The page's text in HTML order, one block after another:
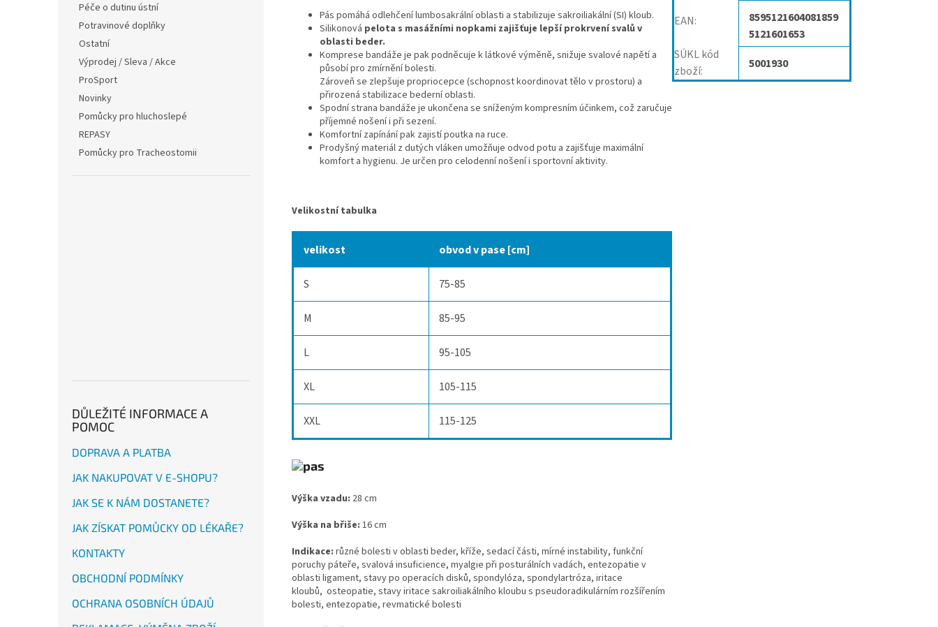
Péče o dutinu ústní
Potravinové doplňky
Ostatní
Výprodej / Sleva / Akce
ProSport
Novinky
Pomůcky pro hluchoslepé
REPASY
Pomůcky pro Tracheostomii
DŮLEŽITÉ INFORMACE A
POMOC
DOPRAVA A PLATBA
JAK NAKUPOVAT V E-SHOPU?
JAK SE K NÁM DOSTANETE?
JAK ZÍSKAT POMŮCKY OD LÉKAŘE?
KONTAKTY
OBCHODNÍ PODMÍNKY
OCHRANA OSOBNÍCH ÚDAJŮ
Pás pomáhá odlehčení lumbosakrální oblasti a stabilizuje sakroiliakální (SI) kloub.
Silikonová pelota s masážními nopkami zajišťuje lepší prokrvení svalů v
oblasti beder.
Komprese bandáže je pak podněcuje k látkové výměně, snižuje svalové napětí a
působí pro zmírnění bolesti.
Zároveň se zlepšuje propriocepce (schopnost koordinovat tělo v prostoru) a
přirozená stabilizace bederní oblasti.
Spodní strana bandáže je ukončena se sníženým kompresním účinkem, což zaručuje
příjemné nošení i při sezení.
Komfortní zapínání pak zajistí poutka na ruce.
Prodyšný materiál z dutých vláken umožňuje odvod potu a zajišťuje maximální
komfort a hygienu. Je určen pro celodenní nošení i sportovní aktivity.
Velikostní tabulka
velikost obvod v pase [cm]
S 75-85
M 85-95
L 95-105
XL 105-115
XXL 115-125
Výška vzadu: 28 cm
Výška na břiše: 16 cm
Indikace: různé bolesti v oblasti beder, kříže, sedací části, mírné instability, funkční
poruchy páteře, svalová insuficience, myalgie při posturálních vadách, entezopatie v
oblasti ligament, stavy po operacích disků, spondylóza, spondylartróza, iritace
kloubů, osteopatie, stavy iritace sakroiliakálního kloubu s pseudoradikulárním rozšířením
bolesti, entezopatie, revmatické bolesti
EAN:
8595121604081859
5121601653
SÚKL kód
zboží: 5001930